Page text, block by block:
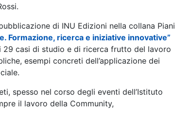
di INU Edizioni nella collana Piani
Formazione, ricerca e iniziative innovative”
29 casi di studio e di ricerca frutto del lavoro
esempi concreti dell’applicazione dei
spesso nel corso degli eventi dell’Istituto
il lavoro della Community,